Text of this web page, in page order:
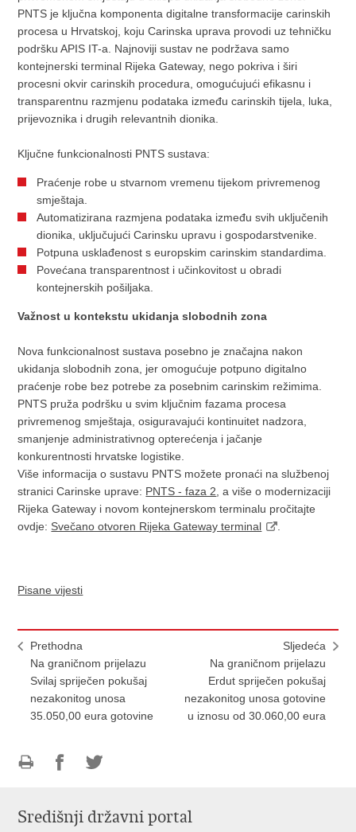
PNTS je ključna komponenta digitalne transformacije carinskih
procesa u Hrvatskoj, koju Carinska uprava provodi uz tehničku
podršku APIS IT-a. Najnoviji sustav ne podržava samo
kontejnerski terminal Rijeka Gateway, nego pokriva i širi
procesni okvir carinskih procedura, omogućujući efikasnu i
transparentnu razmjenu podataka između carinskih tijela, luka,
prijevoznika i drugih relevantnih dionika.
Ključne funkcionalnosti PNTS sustava:
Praćenje robe u stvarnom vremenu tijekom privremenog
smještaja.
Automatizirana razmjena podataka između svih uključenih
dionika, uključujući Carinsku upravu i gospodarstvenike.
Potpuna usklađenost s europskim carinskim standardima.
Povećana transparentnost i učinkovitost u obradi
kontejnerskih pošiljaka.
Važnost u kontekstu ukidanja slobodnih zona
Nova funkcionalnost sustava posebno je značajna nakon
ukidanja slobodnih zona, jer omogućuje potpuno digitalno
praćenje robe bez potrebe za posebnim carinskim režimima.
PNTS pruža podršku u svim ključnim fazama procesa
privremenog smještaja, osiguravajući kontinuitet nadzora,
smanjenje administrativnog opterećenja i jačanje
konkurentnosti hrvatske logistike.
Više informacija o sustavu PNTS možete pronaći na službenoj
stranici Carinske uprave: PNTS - faza 2, a više o modernizaciji
Rijeka Gateway i novom kontejnerskom terminalu pročitajte
ovdje: Svečano otvoren Rijeka Gateway terminal .
Pisane vijesti
Prethodna
Na graničnom prijelazu
Svilaj spriječen pokušaj
nezakonitog unosa
35.050,00 eura gotovine
Sljedeća
Na graničnom prijelazu
Erdut spriječen pokušaj
nezakonitog unosa gotovine
u iznosu od 30.060,00 eura
FacebookuTwitteru
Središnji državni portal